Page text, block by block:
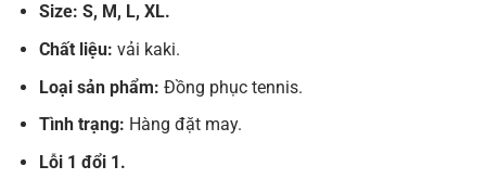
Size: S, M, L, XL.
Chất liệu: vải kaki.
Loại sản phẩm: Đồng phục tennis.
Tình trạng: Hàng đặt may.
Lỗi 1 đổi 1.